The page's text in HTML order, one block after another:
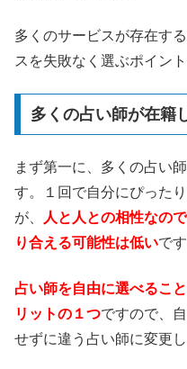
多くのサービスが存在す
スを失敗なく選ぶポイン
多くの占い師が在籍
まず第一に、多くの占い
す。１回で自分にぴった
が、
人と人との相性なの
り合える可能性は低いです
占い師を自由に選べるこ
リットの１つですので、
せずに違う占い師に変更し